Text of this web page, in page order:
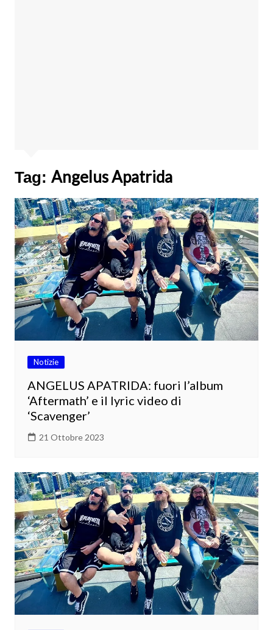
Tag: Angelus Apatrida
Notizie
ANGELUS APATRIDA: fuori l’album
‘Aftermath’ e il lyric video di
‘Scavenger’
21 Ottobre 2023